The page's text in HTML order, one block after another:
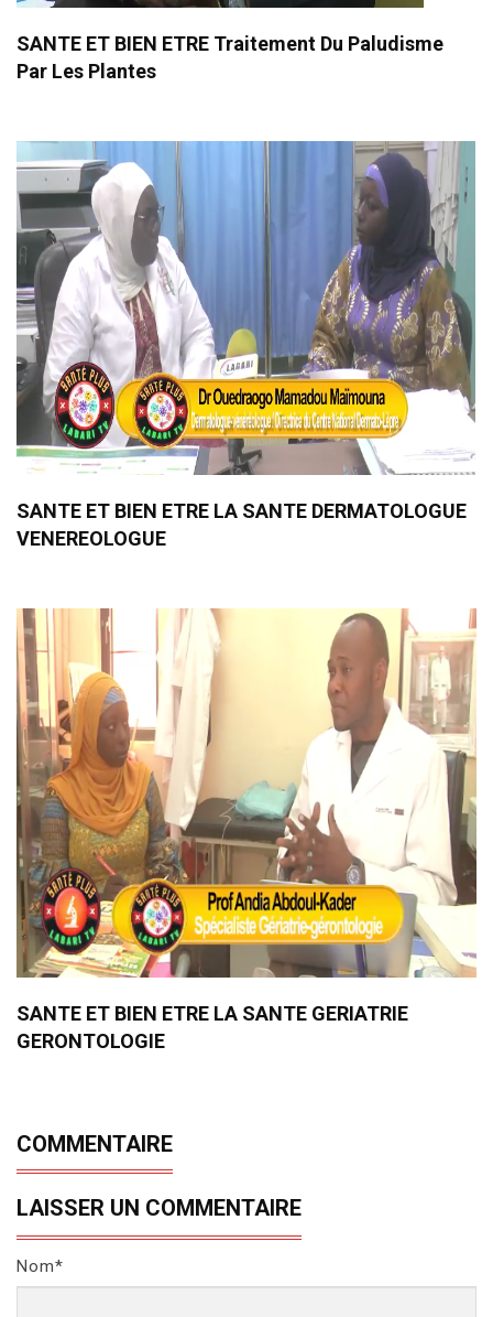
SANTE ET BIEN ETRE Traitement Du Paludisme
Par Les Plantes
SANTE ET BIEN ETRE LA SANTE DERMATOLOGUE
VENEREOLOGUE
SANTE ET BIEN ETRE LA SANTE GERIATRIE
GERONTOLOGIE
COMMENTAIRE
LAISSER UN COMMENTAIRE
Nom*